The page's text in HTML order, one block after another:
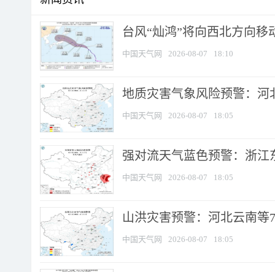
台风“灿鸿”将向西北方向移
中国天气网 2026-08-07 18:10
地质灾害气象风险预警：河
中国天气网 2026-08-07 18:05
强对流天气蓝色预警：浙江
中国天气网 2026-08-07 18:05
山洪灾害预警：河北云南
中国天气网 2026-08-07 18:05